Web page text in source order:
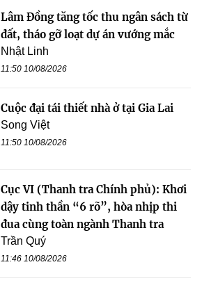
Lâm Đồng tăng tốc thu ngân sách từ
đất, tháo gỡ loạt dự án vướng mắc
Nhật Linh
11:50 10/08/2026
Cuộc đại tái thiết nhà ở tại Gia Lai
Song Việt
11:50 10/08/2026
Cục VI (Thanh tra Chính phủ): Khơi
dậy tinh thần “6 rõ”, hòa nhịp thi
đua cùng toàn ngành Thanh tra
Trần Quý
11:46 10/08/2026